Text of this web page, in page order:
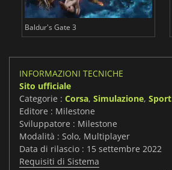
Baldur's Gate 3
INFORMAZIONI TECNICHE
Sito ufficiale
Categorie : Corsa, Simulazione, Sport
Editore : Milestone
Sviluppatore : Milestone
Modalità : Solo, Multiplayer
Data di rilascio : 15 settembre 2022
Requisiti di Sistema